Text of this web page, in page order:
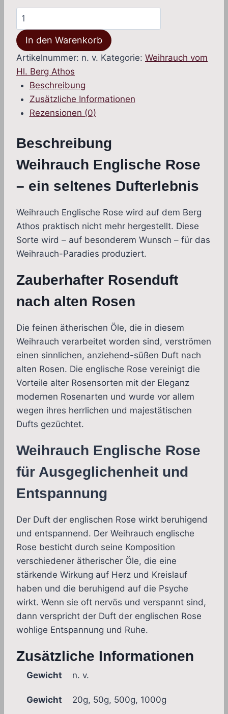
Weihrauch
Englische
Rose
vom
Hl.
Berg
Athos
(sinnlich)
In den Warenkorb
Artikelnummer: n. v. Kategorie: Weihrauch vom
Hl. Berg Athos
Beschreibung
Zusätzliche Informationen
Rezensionen (0)
Beschreibung
Weihrauch Englische Rose
– ein seltenes Dufterlebnis
Weihrauch Englische Rose wird auf dem Berg
Athos praktisch nicht mehr hergestellt. Diese
Sorte wird – auf besonderem Wunsch – für das
Weihrauch-Paradies produziert.
Zauberhafter Rosenduft
nach alten Rosen
Die feinen ätherischen Öle, die in diesem
Weihrauch verarbeitet worden sind, verströmen
einen sinnlichen, anziehend-süßen Duft nach
alten Rosen. Die englische Rose vereinigt die
Vorteile alter Rosensorten mit der Eleganz
modernen Rosenarten und wurde vor allem
wegen ihres herrlichen und majestätischen
Dufts gezüchtet.
Weihrauch Englische Rose
für Ausgeglichenheit und
Entspannung
Der Duft der englischen Rose wirkt beruhigend
und entspannend. Der Weihrauch englische
Rose besticht durch seine Komposition
verschiedener ätherischer Öle, die eine
stärkende Wirkung auf Herz und Kreislauf
haben und die beruhigend auf die Psyche
wirkt. Wenn sie oft nervös und verspannt sind,
dann verspricht der Duft der englischen Rose
wohlige Entspannung und Ruhe.
Zusätzliche Informationen
Gewicht n. v.
Gewicht 20g, 50g, 500g, 1000g